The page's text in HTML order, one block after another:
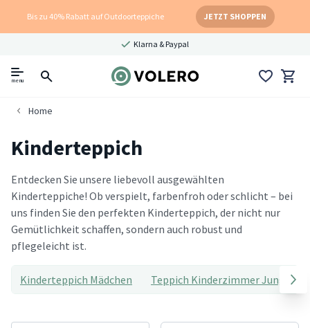
Bis zu 40% Rabatt auf Outdoorteppiche JETZT SHOPPEN
Klarna & Paypal
menu
Home
Kinderteppich
Entdecken Sie unsere liebevoll ausgewählten
Kinderteppiche! Ob verspielt, farbenfroh oder schlicht – bei
uns finden Sie den perfekten Kinderteppich, der nicht nur
Gemütlichkeit schaffen, sondern auch robust und
pflegeleicht ist.
Kinderteppich Mädchen Teppich Kinderzimmer Junge